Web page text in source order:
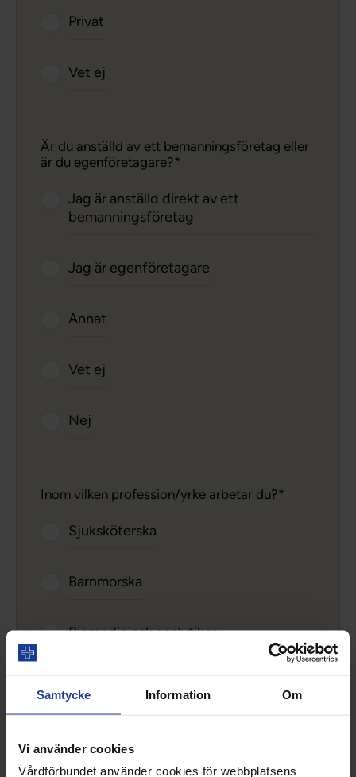
Samtycke Information Om
Vi använder cookies
Vårdförbundet använder cookies för webbplatsens
Privat
Vet ej
Är du anställd av ett bemanningsföretag eller
är du egenföretagare?
Jag är anställd direkt av ett
bemanningsföretag
Jag är egenföretagare
Annat
Vet ej
Nej
Inom vilken profession/yrke arbetar du?
Sjuksköterska
Barnmorska
Biomedicinsk analytiker